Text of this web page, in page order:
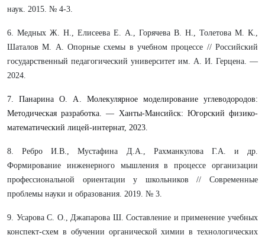
наук. 2015. № 4-3.
6. Медных Ж. Н., Елисеева Е. А., Горячева В. Н., Толетова М. К.,
Шаталов М. А. Опорные схемы в учебном процессе // Российский
государственный педагогический университет им. А. И. Герцена. —
2024.
7. Панарина О. А. Молекулярное моделирование углеводородов:
Методическая разработка. — Ханты-Мансийск: Югорский физико-
математический лицей-интернат, 2023.
8. Ребро И.В., Мустафина Д.А., Рахманкулова Г.А. и др.
Формирование инженерного мышления в процессе организации
профессиональной ориентации у школьников // Современные
проблемы науки и образования. 2019. № 3.
9. Усарова С. О., Джапарова Ш. Составление и применение учебных
конспект-схем в обучении органической химии в технологических